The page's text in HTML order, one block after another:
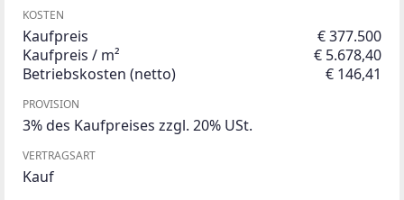
KOSTEN
Kaufpreis
€ 377.500
Kaufpreis / m²
€ 5.678,40
Betriebskosten (netto)
€ 146,41
PROVISION
3% des Kaufpreises zzgl. 20% USt.
VERTRAGSART
Kauf